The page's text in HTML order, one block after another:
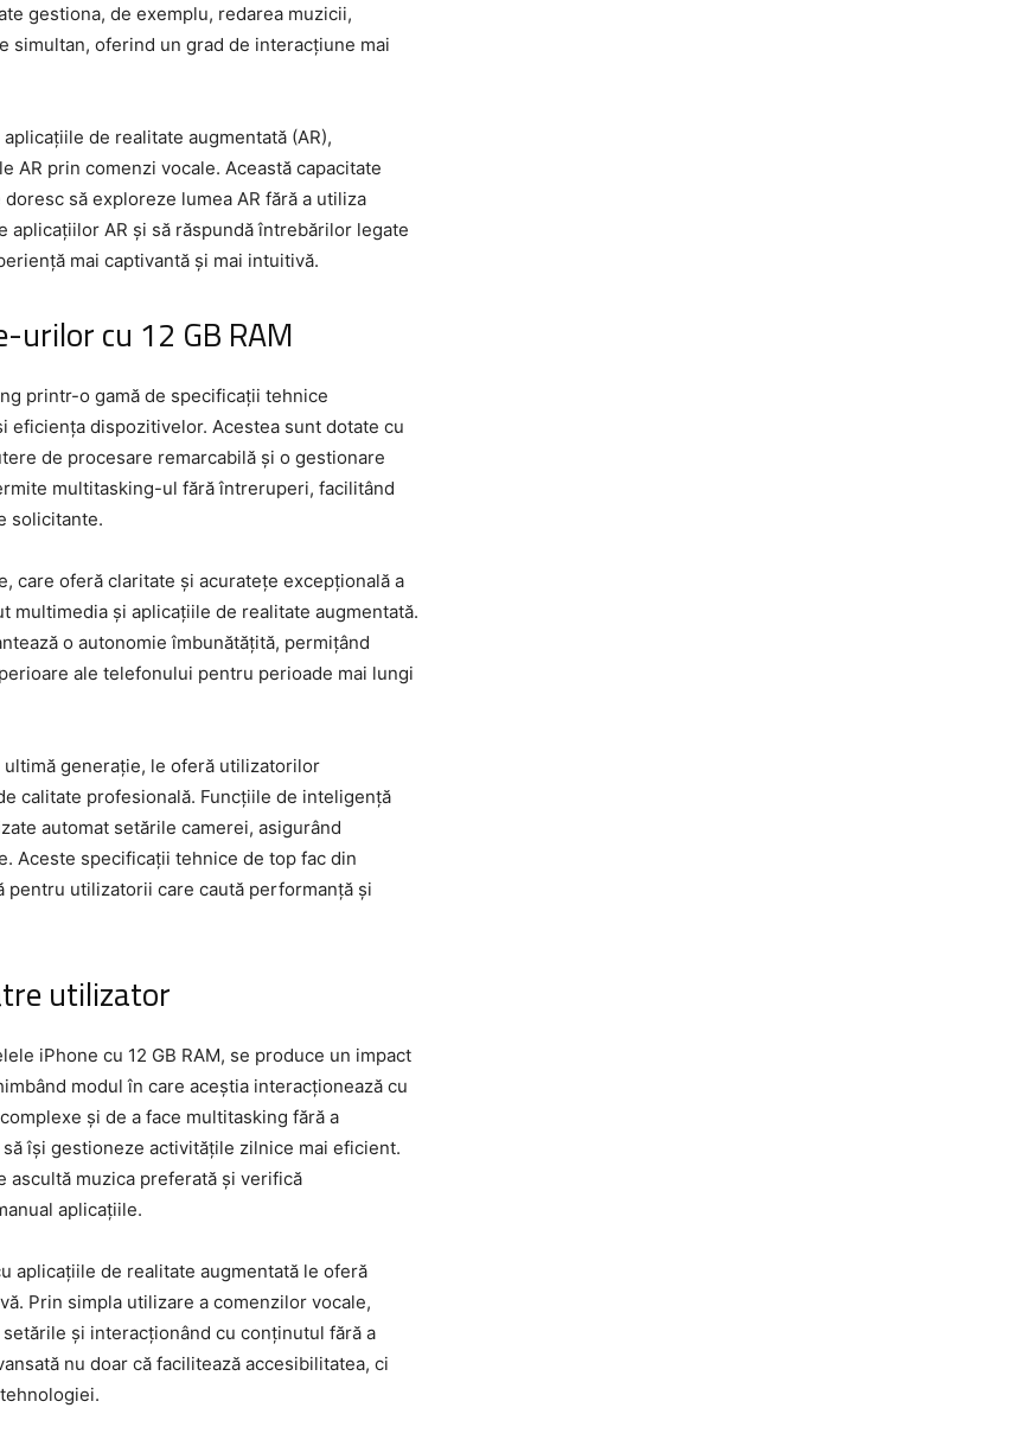
gestiona, de exemplu, redarea muzicii,
oferind un grad de interacțiune mai
de realitate augmentată (AR),
prin comenzi vocale. Această capacitate
să exploreze lumea AR fără a utiliza
aplicațiilor AR și să răspundă întrebărilor legate
mai captivantă și mai intuitivă.
urilor cu 12 GB RAM
printr-o gamă de specificații tehnice
eficiența dispozitivelor. Acestea sunt dotate cu
de procesare remarcabilă și o gestionare
multitasking-ul fără întreruperi, facilitând
solicitante.
care oferă claritate și acuratețe excepțională a
și aplicațiile de realitate augmentată.
o autonomie îmbunătățită, permițând
ale telefonului pentru perioade mai lungi
generație, le oferă utilizatorilor
calitate profesională. Funcțiile de inteligență
automat setările camerei, asigurând
Aceste specificații tehnice de top fac din
pentru utilizatorii care caută performanță și
utilizator
iPhone cu 12 GB RAM, se produce un impact
modul în care aceștia interacționează cu
și de a face multitasking fără a
își gestioneze activitățile zilnice mai eficient.
ascultă muzica preferată și verifică
aplicațiile.
aplicațiile de realitate augmentată le oferă
Prin simpla utilizare a comenzilor vocale,
și interacționând cu conținutul fără a
nu doar că facilitează accesibilitatea, ci